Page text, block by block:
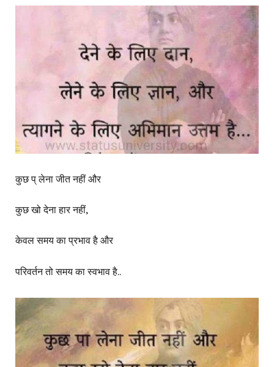
कुछ प् लेना जीत नहीं और
कुछ खो देना हार नहीं,
केवल समय का प्रभाव है और
परिवर्तन तो समय का स्वभाव है..